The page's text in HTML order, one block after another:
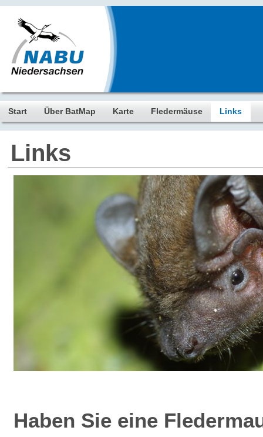
Start Über BatMap Karte Fledermäuse Links
Links
Haben Sie eine